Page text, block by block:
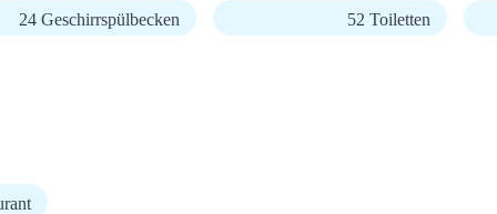
24 Geschirrspülbecken 52 Toiletten